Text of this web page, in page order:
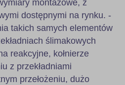
montażowe, z
dostępnymi na rynku. -
takich samych elementów
ślimakowych
reakcyjne, kołnierze
z przekładniami
przełożeniu, dużo